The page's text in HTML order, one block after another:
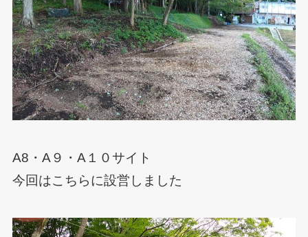
A8・A９・A１０サイト
今回はこちらに設営しました